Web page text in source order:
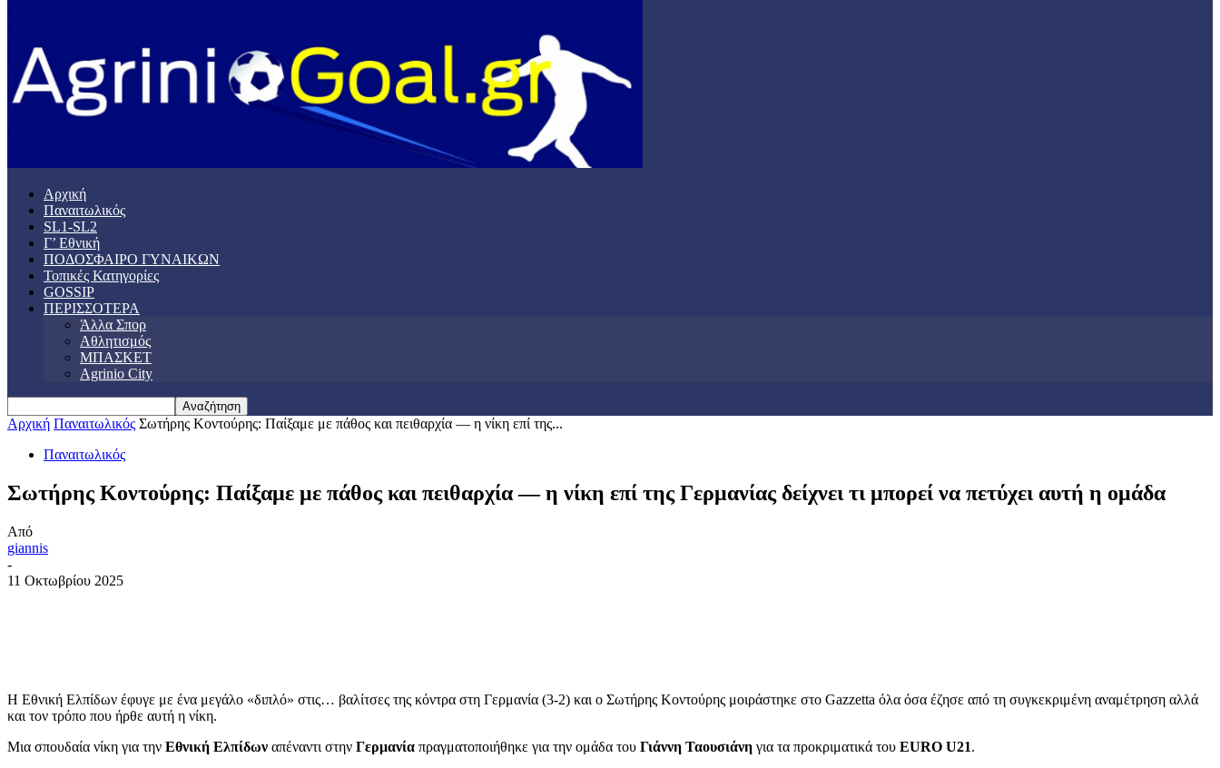
Αρχική
Παναιτωλικός
SL1-SL2
Γ’ Εθνική
ΠΟΔΟΣΦΑΙΡΟ ΓΥΝΑΙΚΩΝ
Τοπικές Κατηγορίες
GOSSIP
ΠΕΡΙΣΣΟΤΕΡΑ
Άλλα Σπορ
Αθλητισμός
ΜΠΑΣΚΕΤ
Agrinio City
Αρχική Παναιτωλικός Σωτήρης Κοντούρης: Παίξαμε με πάθος και πειθαρχία — η νίκη επί της...
Παναιτωλικός
Σωτήρης Κοντούρης: Παίξαμε με πάθος και πειθαρχία — η νίκη επί της Γερμανίας δείχνει τι μπορεί να πετύχει αυτή η ομάδα
Από
giannis
-
11 Οκτωβρίου 2025
Η Εθνική Ελπίδων έφυγε με ένα μεγάλο «διπλό» στις… βαλίτσες της κόντρα στη Γερμανία (3-2) και ο Σωτήρης Κοντούρης μοιράστηκε στο Gazzetta όλα όσα έζησε από τη συγκεκριμένη αναμέτρηση αλλά
και τον τρόπο που ήρθε αυτή η νίκη.
Μια σπουδαία νίκη για την Εθνική Ελπίδων απέναντι στην Γερμανία πραγματοποιήθηκε για την ομάδα του Γιάννη Ταουσιάνη για τα προκριματικά του EURO U21.